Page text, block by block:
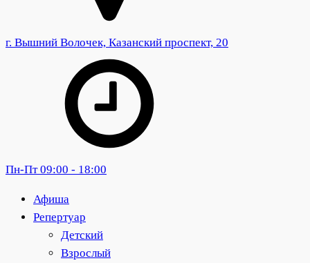
г. Вышний Волочек, Казанский проспект, 20
Пн-Пт 09:00 - 18:00
Афиша
Репертуар
Детский
Взрослый